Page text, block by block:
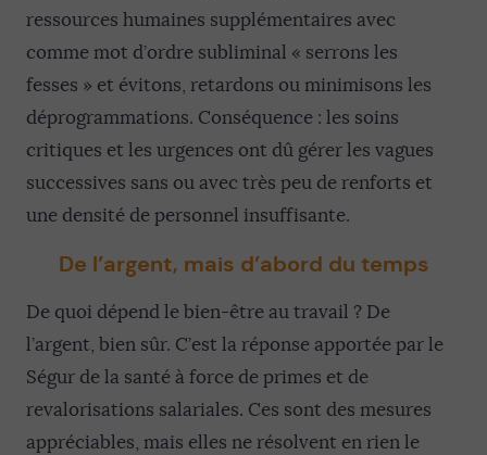
ressources humaines supplémentaires avec
comme mot d’ordre subliminal « serrons les
fesses » et évitons, retardons ou minimisons les
déprogrammations. Conséquence : les soins
critiques et les urgences ont dû gérer les vagues
successives sans ou avec très peu de renforts et
une densité de personnel insuffisante.
De l’argent, mais d’abord du temps
De quoi dépend le bien-être au travail ? De
l’argent, bien sûr. C’est la réponse apportée par le
Ségur de la santé à force de primes et de
revalorisations salariales. Ces sont des mesures
appréciables, mais elles ne résolvent en rien le